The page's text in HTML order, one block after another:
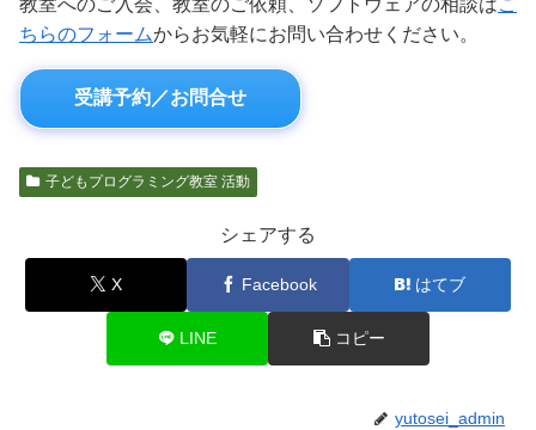
教室へのご入会、教室のご依頼、ソフトウェアの相談はこ
ちらのフォームからお気軽にお問い合わせください。
受講予約／お問合せ
子どもプログラミング教室 活動
シェアする
X Facebook はてブ
LINE コピー
yutosei_admin